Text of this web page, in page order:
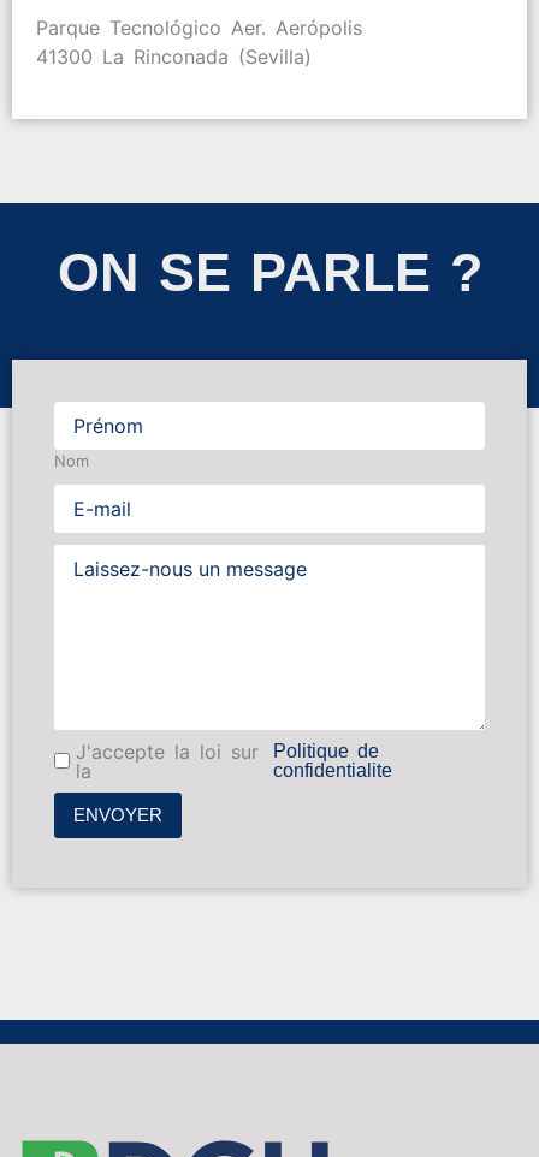
Parque Tecnológico Aer. Aerópolis
41300 La Rinconada (Sevilla)
ON SE PARLE ?
Nom
J'accepte la loi sur
la
Politique de
confidentialite
ENVOYER